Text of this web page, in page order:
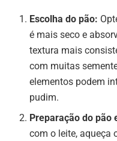
Escolha do pão:
é mais seco e
textura mais
com muitas
elementos podem
pudim.
Preparação do pão
com o leite, aqueça